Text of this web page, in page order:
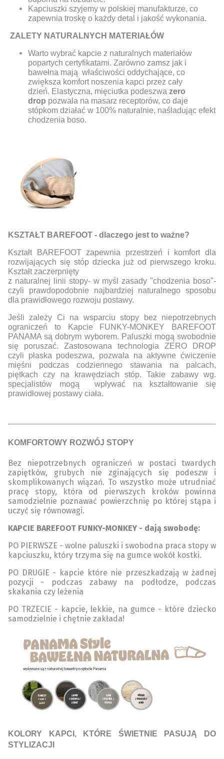
Kapciuszki szyjemy w polskiej manufakturze, co
zapewnia troskę o każdy detal i jakość wykonania.
ZALETY NATURALNYCH MATERIAŁÓW
Warto wybrać kapcie z naturalnych materiałów
popartych certyfikatami. Zarówno zamsz jak i
bawełna mają właściwości oddychające, co
zwiększa komfort noszenia kapci przez cały
dzień. Elastyczna, mięciutka podeszwa zero
drop pozwala na masarz receptorów, co daje
stópkom działać w 100% naturalnie, naśladując efekt
chodzenia boso.
KSZTAŁT BAREFOOT - dlaczego jest to ważne?
Kształt BAREFOOT zapewnia przestrzeń i komfort dla
rozwijających się stóp dziecka już od pierwszego kroku.
Kształt zaczerpnięty
z naturalnej linii stopy- w myśl zasady "chodzenia boso"-
czyli prawdopodobnie najbardziej naturalnego sposobu
dla prawidłowego rozwoju postawy.
Jeśli zależy Ci na wsparciu stopy bez niepotrzebnych
ograniczeń to Kapcie FUNKY-MONKEY BAREFOOT
PANAMA są dobrym wyborem. Paluszki mogą swobodnie
się poruszać. Zastosowana technologia ZERO DROP
czyli płaska podeszwa, pozwala na aktywne ćwiczenie
mięśni podczas codziennego stawania na palcach,
piętkach czy na krawędziach stóp. Takie zabawy wg.
specjalistów mogą wpływać na kształtowanie się
prawidłowej postawy ciała.
KOMFORTOWY ROZWÓJ STOPY
Bez niepotrzebnych ograniczeń w postaci twardych
zapiętków, grubych nie zginających się podeszw i
skomplikowanych wiązań. To wszystko może utrudniać
pracę stopy, która od pierwszych kroków powinna
samodzielnie poznawać powierzchnię po której stąpa i
uczyć się równowagi.
KAPCIE BAREFOOT FUNKY-MONKEY - dają swobodę:
PO PIERWSZE - wolne paluszki i swobodna praca stopy w
kapciuszku, który trzyma się na gumce wokół kostki.
PO DRUGIE - kapcie które nie przeszkadzają w żadnej
pozycji - podczas zabawy na podłodze, podczas
skakania czy leżenia
PO TRZECIE - kapcie, lekkie, na gumce - które dziecko
samodzielnie i chętnie zakłada!
KOLORY KAPCI, KTÓRE ŚWIETNIE PASUJĄ DO
STYLIZACJI